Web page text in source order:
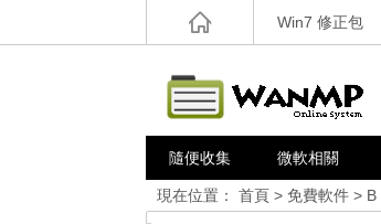
Win7 修正包
隨便收集 微軟相關
現在位置： 首頁 > 免費軟件 > B